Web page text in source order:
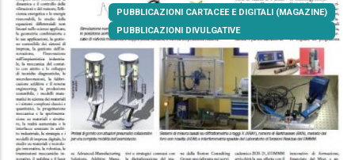
PUBBLICAZIONI CARTACEE E DIGITALI (MAGAZINE)
PUBBLICAZIONI DIVULGATIVE